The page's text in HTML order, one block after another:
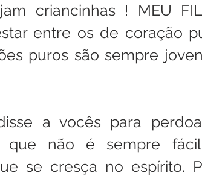
criancinhas ! MEU
entre os de coração
puros são sempre
a vocês para
que não é sempre
se cresça no espírito.